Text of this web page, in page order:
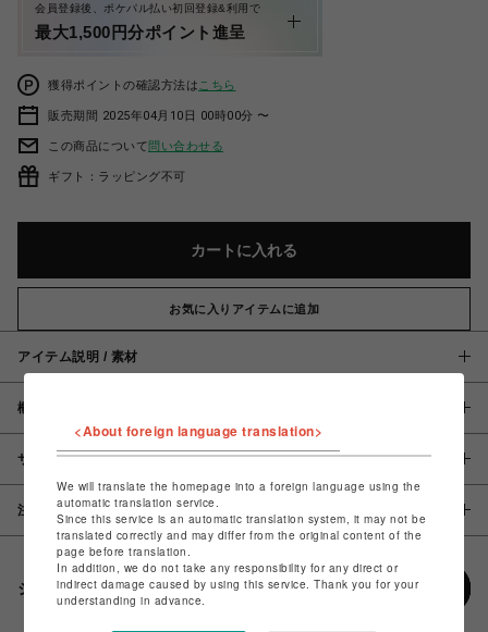
会員登録後、ポケパル払い初回登録&利用で
最大1,500円分ポイント進呈
獲得ポイントの確認方法は こちら
販売期間 2025年04月10日 00時00分 〜
この商品について問い合わせる
ギフト：ラッピング不可
カートに入れる
お気に入りアイテムに追加
アイテム説明 / 素材
概要
サイズ
注意事項
シェアする
<About foreign language translation>
We will translate the homepage into a foreign language using the
automatic translation service.
Since this service is an automatic translation system, it may not be
translated correctly and may differ from the original content of the
page before translation.
In addition, we do not take any responsibility for any direct or
indirect damage caused by using this service. Thank you for your
understanding in advance.